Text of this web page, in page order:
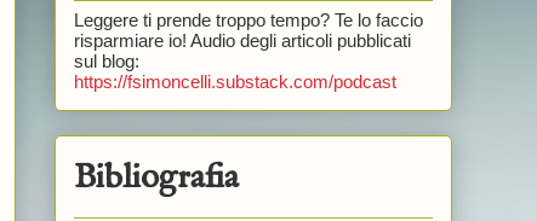
Leggere ti prende troppo tempo? Te lo faccio
risparmiare io! Audio degli articoli pubblicati
sul blog:
https://fsimoncelli.substack.com/podcast
Bibliografia